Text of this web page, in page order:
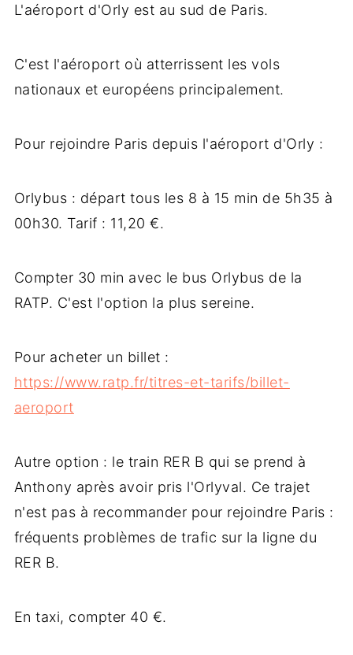
L'aéroport d'Orly est au sud de Paris.
C'est l'aéroport où atterrissent les vols
nationaux et européens principalement.
Pour rejoindre Paris depuis l'aéroport d'Orly :
Orlybus : départ tous les 8 à 15 min de 5h35 à
00h30. Tarif : 11,20 €.
Compter 30 min avec le bus Orlybus de la
RATP. C'est l'option la plus sereine.
Pour acheter un billet :
https://www.ratp.fr/titres-et-tarifs/billet-
aeroport
Autre option : le train RER B qui se prend à
Anthony après avoir pris l'Orlyval. Ce trajet
n'est pas à recommander pour rejoindre Paris :
fréquents problèmes de trafic sur la ligne du
RER B.
En taxi, compter 40 €.